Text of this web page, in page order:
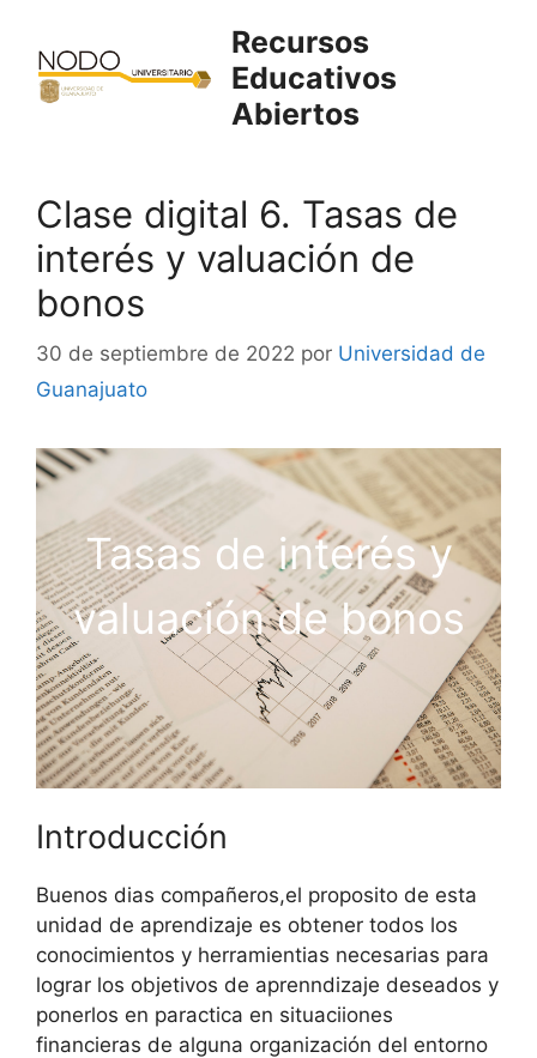
contenido
Recursos
Educativos
Abiertos
Clase digital 6. Tasas de
interés y valuación de
bonos
30 de septiembre de 2022 por Universidad de
Guanajuato
Tasas de interés y
valuación de bonos
Introducción
Buenos dias compañeros,el proposito de esta
unidad de aprendizaje es obtener todos los
conocimientos y herramientias necesarias para
lograr los objetivos de aprenndizaje deseados y
ponerlos en paractica en situaciiones
financieras de alguna organización del entorno